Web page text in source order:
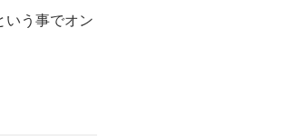
いう事でオン